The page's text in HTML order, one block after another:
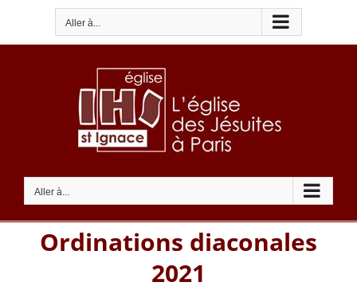
contenu
Aller à...
Aller à...
Ordinations diaconales
2021